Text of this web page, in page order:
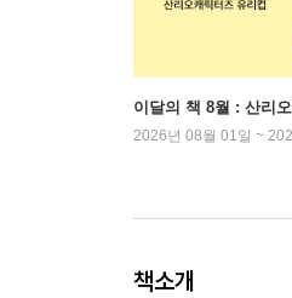
이달의 책 8월 : 산리
2026년 08월 01일 ~
책소개